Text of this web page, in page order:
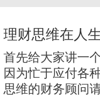
理财思维在人
首先给大家讲一
因为忙于应付各
思维的财务顾问